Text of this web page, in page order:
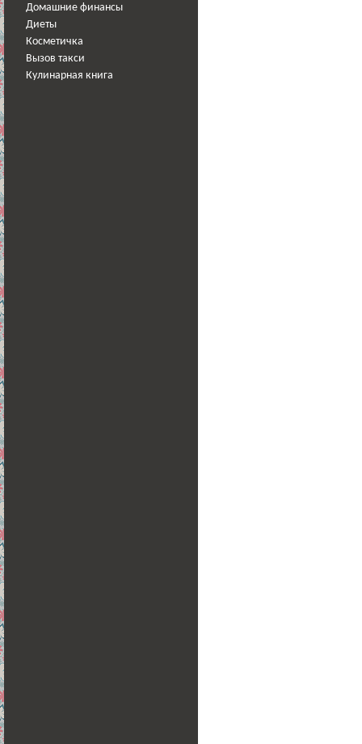
Домашние финансы
Диеты
Косметичка
Вызов такси
Кулинарная книга